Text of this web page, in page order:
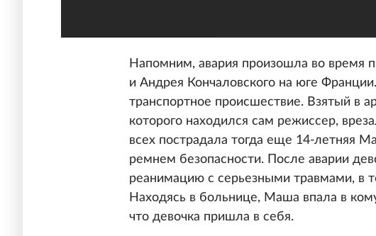
Напомним, авария произошла во
и Андрея Кончаловского на юге
транспортное происшествие. Взятый в
которого находился сам режиссер,
всех пострадала тогда еще 14-летняя
ремнем безопасности. После аварии
реанимацию с серьезными травмами, в
Находясь в больнице, Маша впала в
что девочка пришла в себя.